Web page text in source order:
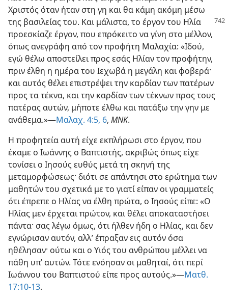
Χριστός όταν ήταν στη γη και θα κάμη ακόμη μέσω
της βασιλείας του. Και μάλιστα, το έργον του Ηλία
προεσκίαζε έργον, που επρόκειτο να γίνη στο μέλλον,
όπως ανεγράφη από τον προφήτη Μαλαχία: «Ιδού,
εγώ θέλω αποστείλει προς εσάς Ηλίαν τον προφήτην,
πριν έλθη η ημέρα του Ιεχωβά η μεγάλη και φοβερά·
και αυτός θέλει επιστρέψει την καρδίαν των πατέρων
προς τα τέκνα, και την καρδίαν των τέκνων προς τους
πατέρας αυτών, μήποτε έλθω και πατάξω την γην με
ανάθεμα.»—Μαλαχ. 4:5, 6, ΜΝΚ.
Η προφητεία αυτή είχε εκπλήρωσι στο έργον, που
έκαμε ο Ιωάννης ο Βαπτιστής, ακριβώς όπως είχε
τονίσει ο Ιησούς ευθύς μετά τη σκηνή της
μεταμορφώσεως· διότι σε απάντησι στο ερώτημα των
μαθητών του σχετικά με το γιατί είπαν οι γραμματείς
ότι έπρεπε ο Ηλίας να έλθη πρώτα, ο Ιησούς είπε: «Ο
Ηλίας μεν έρχεται πρώτον, και θέλει αποκαταστήσει
πάντα· σας λέγω όμως, ότι ήλθεν ήδη ο Ηλίας, και δεν
εγνώρισαν αυτόν, αλλ’ έπραξαν εις αυτόν όσα
ηθέλησαν· ούτω και ο Υιός του ανθρώπου μέλλει να
πάθη υπ’ αυτών. Τότε ενόησαν οι μαθηταί, ότι περί
Ιωάννου του Βαπτιστού είπε προς αυτούς.»—Ματθ.
17:10-13.